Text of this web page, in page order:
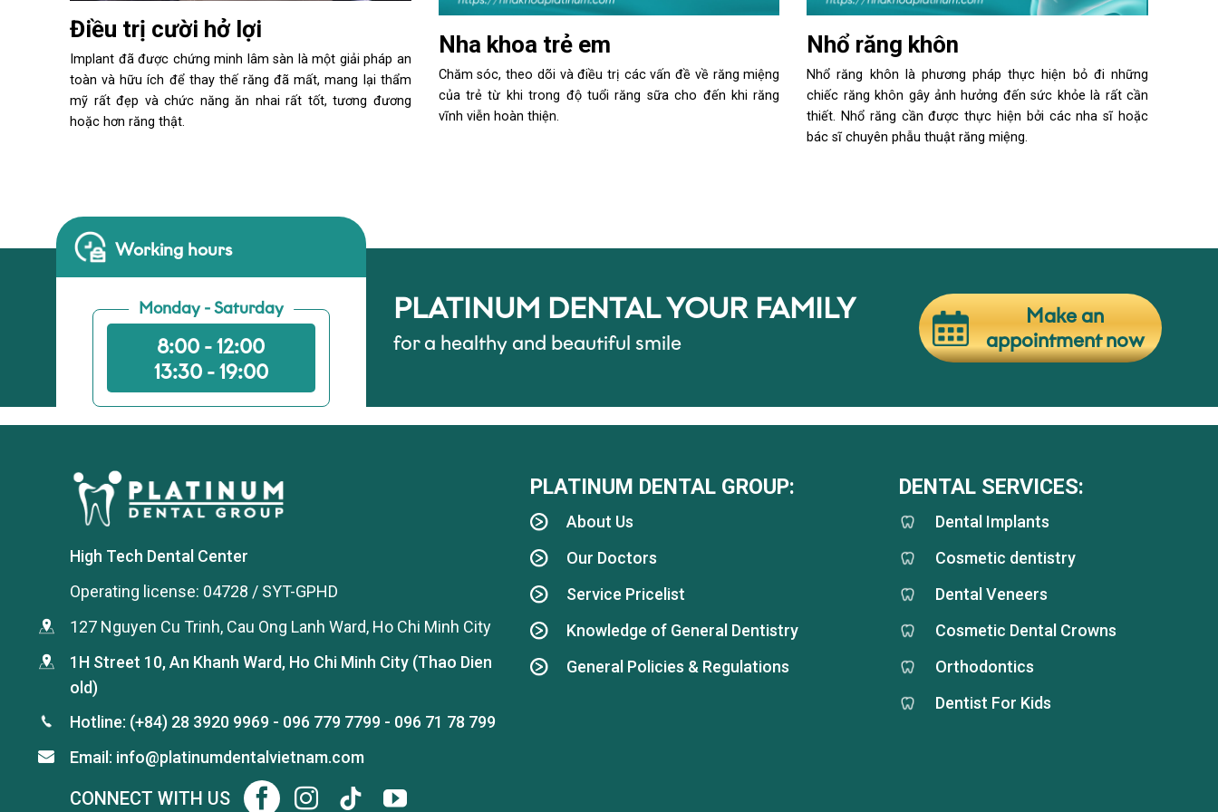
Điều trị cười hở lợi
Implant đã được chứng minh lâm sàn là một giải pháp an
toàn và hữu ích để thay thế răng đã mất, mang lại thẩm
mỹ rất đẹp và chức năng ăn nhai rất tốt, tương đương
hoặc hơn răng thật.
Nha khoa trẻ em
Chăm sóc, theo dõi và điều trị các vấn đề về răng miệng
của trẻ từ khi trong độ tuổi răng sữa cho đến khi răng
vĩnh viễn hoàn thiện.
Nhổ răng khôn
Nhổ răng khôn là phương pháp thực hiện bỏ đi những
chiếc răng khôn gây ảnh hưởng đến sức khỏe là rất cần
thiết. Nhổ răng cần được thực hiện bởi các nha sĩ hoặc
bác sĩ chuyên phẫu thuật răng miệng.
Working hours
Monday - Saturday
8:00 - 12:00
13:30 - 19:00
PLATINUM DENTAL YOUR FAMILY
for a healthy and beautiful smile
Make an
appointment now
High Tech Dental Center
Operating license: 04728 / SYT-GPHD
127 Nguyen Cu Trinh, Cau Ong Lanh Ward, Ho Chi Minh City
1H Street 10, An Khanh Ward, Ho Chi Minh City (Thao Dien
old)
Hotline: (+84) 28 3920 9969 - 096 779 7799 - 096 71 78 799
Email: info@platinumdentalvietnam.com
CONNECT WITH US
PLATINUM DENTAL GROUP:
About Us
Our Doctors
Service Pricelist
Knowledge of General Dentistry
General Policies & Regulations
DENTAL SERVICES:
Dental Implants
Cosmetic dentistry
Dental Veneers
Cosmetic Dental Crowns
Orthodontics
Dentist For Kids